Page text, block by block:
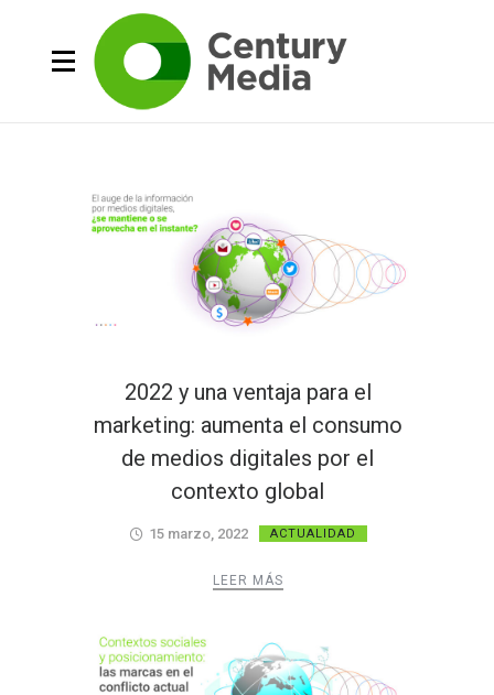
2022 y una ventaja para el
marketing: aumenta el consumo
de medios digitales por el
contexto global
15 marzo, 2022 ACTUALIDAD
LEER MÁS